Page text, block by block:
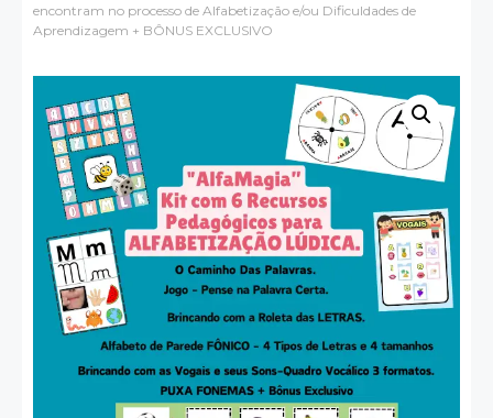
encontram no processo de Alfabetização e/ou Dificuldades de
Aprendizagem + BÔNUS EXCLUSIVO